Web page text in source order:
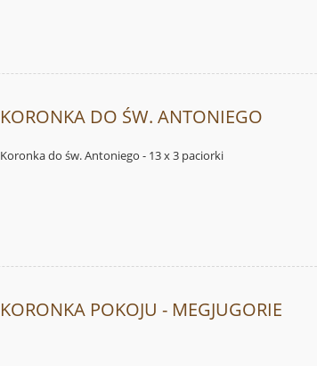
KORONKA DO ŚW. ANTONIEGO
Koronka do św. Antoniego - 13 x 3 paciorki
KORONKA POKOJU - MEGJUGORIE